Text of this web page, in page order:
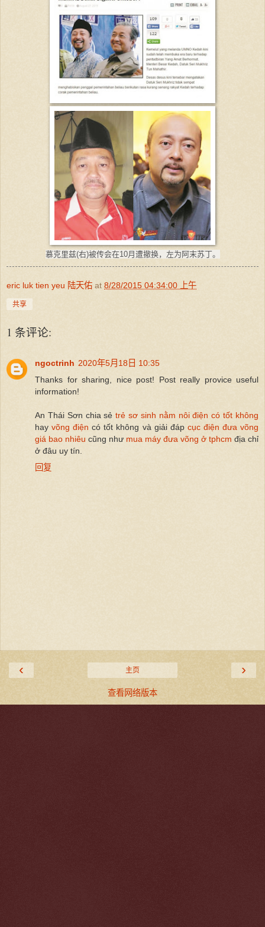
慕克里兹(右)被传会在10月遭撤换，左为阿末苏丁。
eric luk tien yeu 陆天佑 at 8/28/2015 04:34:00 上午
共享
1 条评论:
ngoctrinh 2020年5月18日 10:35
Thanks for sharing, nice post! Post really provice useful
information!
An Thái Sơn chia sẻtrẻ sơ sinh nằm nôi điện có tốt không
hayvõng điện có tốt không và giải đáp cục điện đưa võng
giá bao nhiêu cũng như mua máy đưa võng ở tphcm địa chỉ
ở đâu uy tín.
回复
‹ ›
主页
查看网络版本